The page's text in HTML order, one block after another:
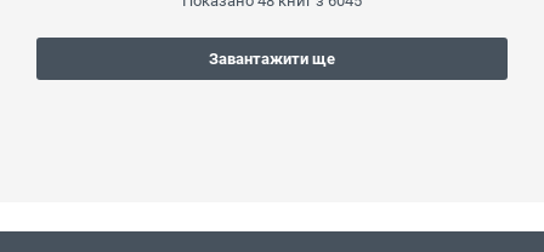
Завантажити ще